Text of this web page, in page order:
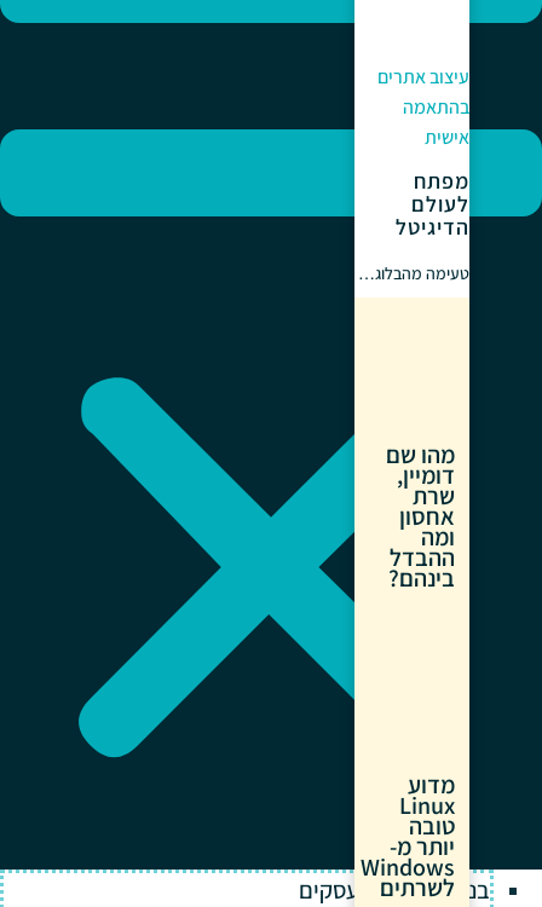
עיצוב אתרים
בהתאמה
אישית
מפתח
לעולם
הדיגיטל
טעימה מהבלוג…
מהו שם
דומיין,
שרת
אחסון
ומה
ההבדל
בינהם?
מדוע
Linux
טובה
יותר מ-
Windows
לשרתים
בניית אתרים לעסקים